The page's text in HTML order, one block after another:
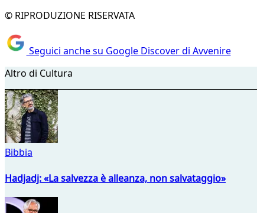
© RIPRODUZIONE RISERVATA
Seguici anche su Google Discover di Avvenire
Altro di Cultura
Bibbia
Hadjadj: «La salvezza è alleanza, non salvataggio»